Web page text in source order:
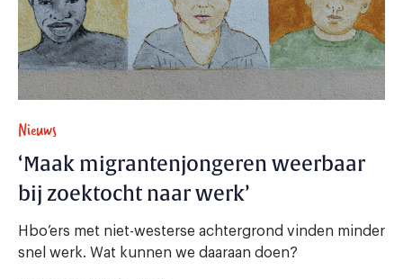
Nieuws
‘Maak migrantenjongeren weerbaar
bij zoektocht naar werk’
Hbo’ers met niet-westerse achtergrond vinden minder
snel werk. Wat kunnen we daaraan doen?